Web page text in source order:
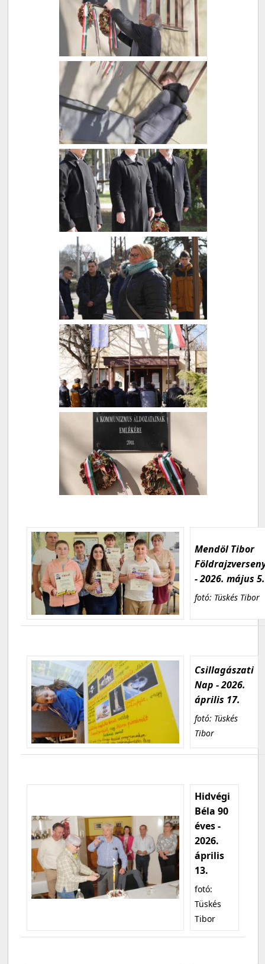
Mendöl Tibor
- 2026. május 5.
fotó: Tüskés Tibor
Csillagászati
Nap - 2026.
április 17.
fotó: Tüskés
Tibor
Hidvégi
Béla 90
éves -
2026.
április
13.
fotó:
Tüskés
Tibor